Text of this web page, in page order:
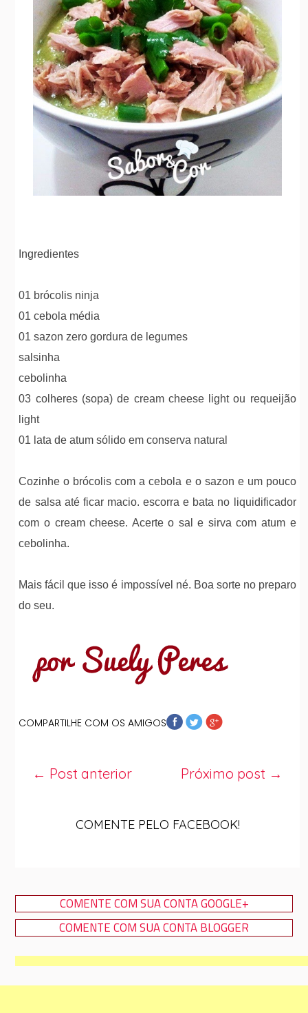
Ingredientes
01 brócolis ninja
01 cebola média
01 sazon zero gordura de legumes
salsinha
cebolinha
03 colheres (sopa) de cream cheese light ou requeijão
light
01 lata de atum sólido em conserva natural
Cozinhe o brócolis com a cebola e o sazon e um pouco
de salsa até ficar macio. escorra e bata no liquidificador
com o cream cheese. Acerte o sal e sirva com atum e
cebolinha.
Mais fácil que isso é impossível né. Boa sorte no preparo
do seu.
COMPARTILHE COM OS AMIGOS
Próximo post →
← Post anterior
COMENTE PELO FACEBOOK!
COMENTE COM SUA CONTA GOOGLE+
COMENTE COM SUA CONTA BLOGGER